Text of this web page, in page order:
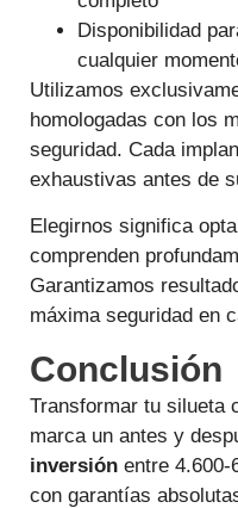
Disponibilidad
cualquier
Utilizamos
homologadas con los
seguridad. Cada
exhaustivas antes de
Elegirnos significa
comprenden
Garantizamos
máxima seguridad en
Conclusión
Transformar tu silueta
marca un antes y
inversión entre 4.600-
con garantías